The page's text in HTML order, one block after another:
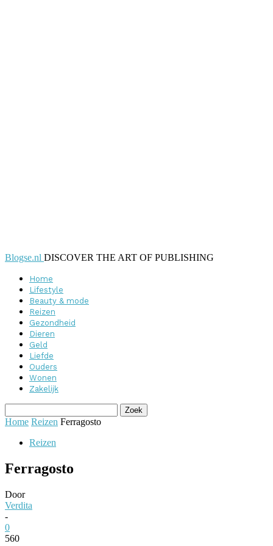
Blogse.nl DISCOVER THE ART OF PUBLISHING
Home
Lifestyle
Beauty & mode
Reizen
Gezondheid
Dieren
Geld
Liefde
Ouders
Wonen
Zakelijk
Home Reizen Ferragosto
Reizen
Ferragosto
Door
Verdita
-
0
560